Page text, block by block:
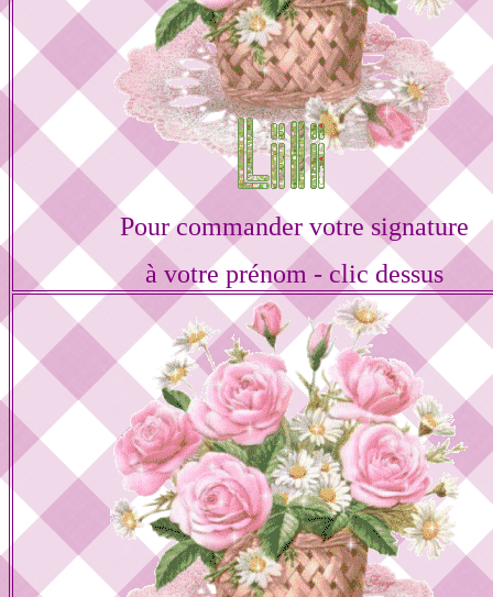
Pour commander votre signature
à votre prénom - clic dessus